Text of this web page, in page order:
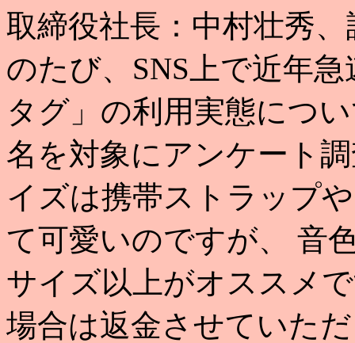
取締役社長：中村壮秀
のたび、SNS上で近年
タグ」の利用実態につ
名を対象にアンケート
イズは携帯ストラップ
て可愛いのですが、 音
サイズ以上がオススメ
場合は返金させていた